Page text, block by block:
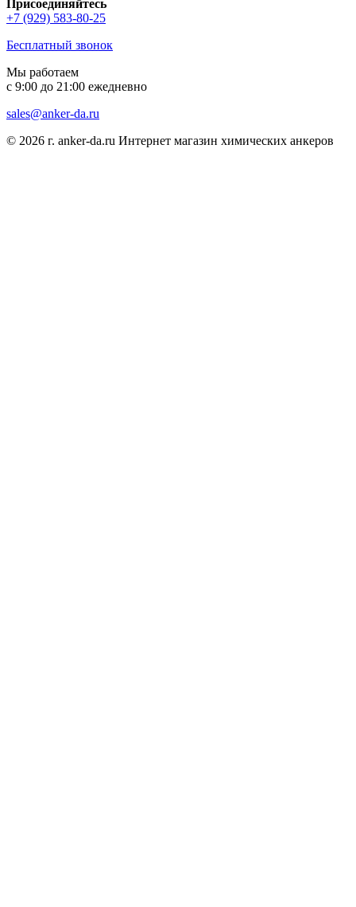
Присоединяйтесь
+7 (929) 583-80-25
Бесплатный звонок
Мы работаем
с 9:00 до 21:00 ежедневно
sales@anker-da.ru
© 2026 г. anker-da.ru Интернет магазин химических анкеров